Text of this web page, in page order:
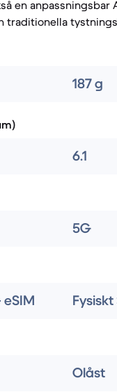
en anpassningsbar
traditionella
187 g
6.1
5G
eSIM Fysiskt
Olåst